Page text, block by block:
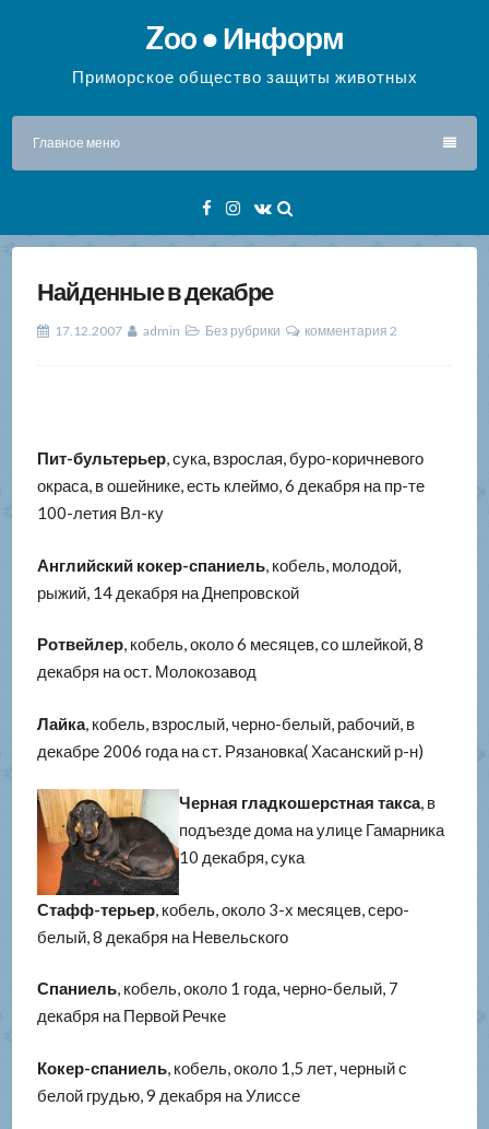
содержимому
Zoo ● Информ
Приморское общество защиты животных
Главное меню
Facebook
Instagram
VK
Найденные в декабре
17.12.2007 admin Без рубрики комментария 2
Пит-бультерьер, сука, взрослая, буро-коричневого
окраса, в ошейнике, есть клеймо, 6 декабря на пр-те
100-летия Вл-ку
Английский кокер-спаниель, кобель, молодой,
рыжий, 14 декабря на Днепровской
Ротвейлер, кобель, около 6 месяцев, со шлейкой, 8
декабря на ост. Молокозавод
Лайка, кобель, взрослый, черно-белый, рабочий, в
декабре 2006 года на ст. Рязановка( Хасанский р-н)
Черная гладкошерстная такса, в
подъезде дома на улице Гамарника
10 декабря, сука
Стафф-терьер, кобель, около 3-х месяцев, серо-
белый, 8 декабря на Невельского
Спаниель, кобель, около 1 года, черно-белый, 7
декабря на Первой Речке
Кокер-спаниель, кобель, около 1,5 лет, черный с
белой грудью, 9 декабря на Улиссе